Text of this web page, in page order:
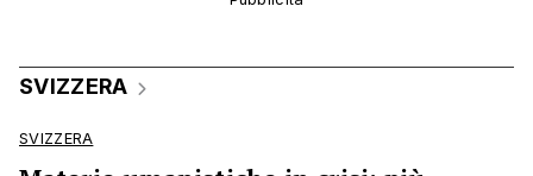
SVIZZERA
SVIZZERA